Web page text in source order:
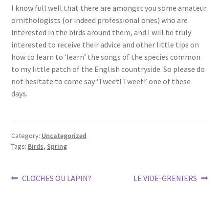
I know full well that there are amongst you some amateur
ornithologists (or indeed professional ones) who are
interested in the birds around them, and I will be truly
interested to receive their advice and other little tips on
how to learn to ‘learn’ the songs of the species common
to my little patch of the English countryside. So please do
not hesitate to come say ‘Tweet! Tweet!’ one of these
days.
Category: Uncategorized
Tags: Birds, Spring
Post
Previous
CLOCHES OU LAPIN?
Next
LE VIDE-GRENIERS